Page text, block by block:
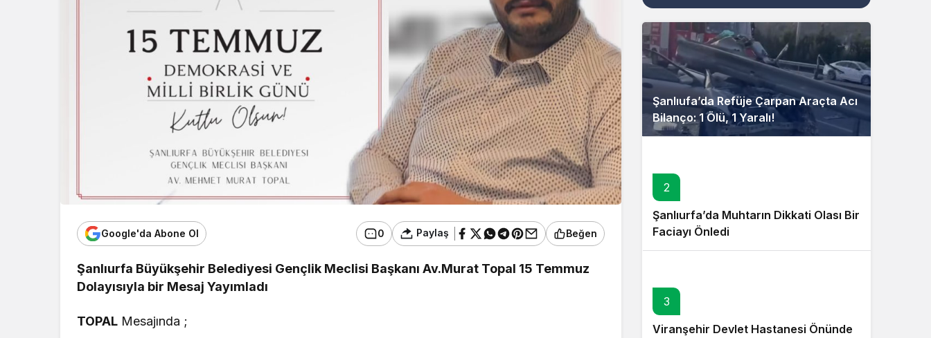
Google'da Abone Ol 0 Paylaş Beğen
Şanlıurfa Büyükşehir Belediyesi Gençlik Meclisi Başkanı Av.Murat Topal 15 Temmuz
Dolayısıyla bir Mesaj Yayımladı
TOPAL Mesajında ;
Şanlıufa’da Refüje Çarpan Araçta Acı
Bilanço: 1 Ölü, 1 Yaralı!
2
Şanlıurfa’da Muhtarın Dikkati Olası Bir
Faciayı Önledi
3
Viranşehir Devlet Hastanesi Önünde